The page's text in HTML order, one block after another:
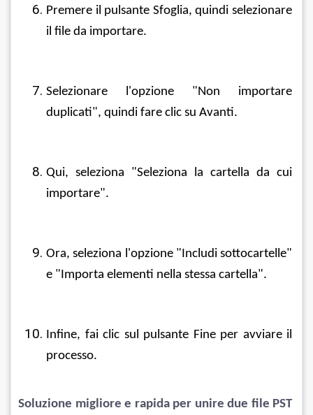
Premere il pulsante Sfoglia, quindi selezionare
il file da importare.
Selezionare l'opzione "Non importare
duplicati", quindi fare clic su Avanti.
Qui, seleziona "Seleziona la cartella da cui
importare".
Ora, seleziona l'opzione "Includi sottocartelle"
e "Importa elementi nella stessa cartella".
Infine, fai clic sul pulsante Fine per avviare il
processo.
Soluzione migliore e rapida per unire due file PST